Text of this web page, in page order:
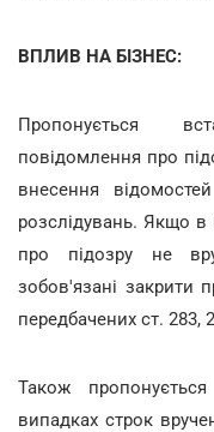
ВПЛИВ НА БІЗНЕС:
Пропонується
повідомлення про
внесення
розслідувань. Якщо
про підозру не
зобов'язані закрити
передбачених ст. 283,
Також
випадках строк